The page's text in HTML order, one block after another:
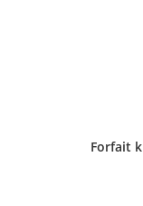
Forfait